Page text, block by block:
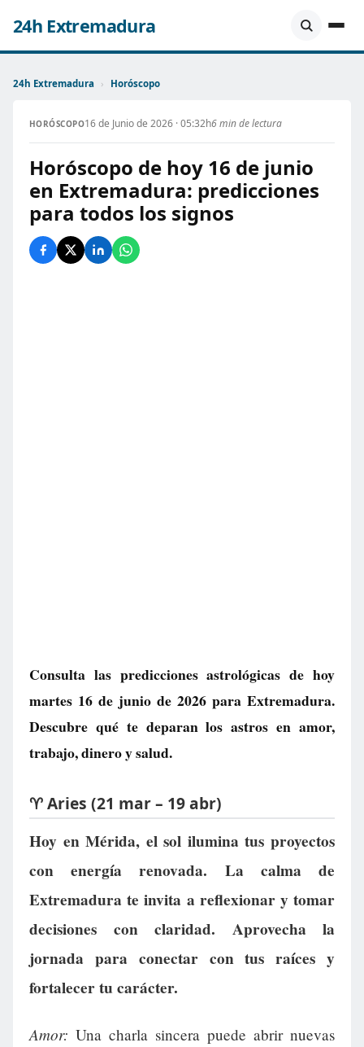
24h Extremadura
24h Extremadura › Horóscopo
HORÓSCOPO16 de Junio de 2026 · 05:32h6 min de lectura
Horóscopo de hoy 16 de junio
en Extremadura: predicciones
para todos los signos
Consulta las predicciones astrológicas de hoy
martes 16 de junio de 2026 para Extremadura.
Descubre qué te deparan los astros en amor,
trabajo, dinero y salud.
♈ Aries (21 mar – 19 abr)
Hoy en Mérida, el sol ilumina tus proyectos
con energía renovada. La calma de
Extremadura te invita a reflexionar y tomar
decisiones con claridad. Aprovecha la
jornada para conectar con tus raíces y
fortalecer tu carácter.
Amor: Una charla sincera puede abrir nuevas